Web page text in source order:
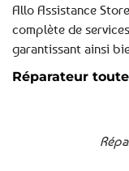
Allo Assistance
complète de
garantissant ainsi
Réparateur